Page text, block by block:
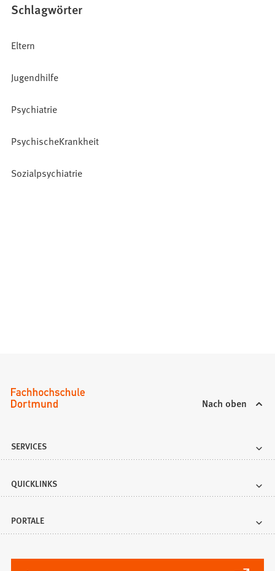
Schlagwörter
Eltern
Jugendhilfe
Psychiatrie
PsychischeKrankheit
Sozialpsychiatrie
Nach oben
SERVICES
QUICKLINKS
PORTALE